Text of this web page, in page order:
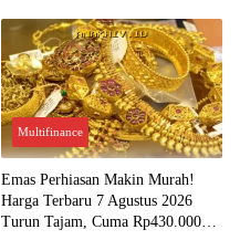
Multifinance
Emas Perhiasan Makin Murah!
Harga Terbaru 7 Agustus 2026
Turun Tajam, Cuma Rp430.000